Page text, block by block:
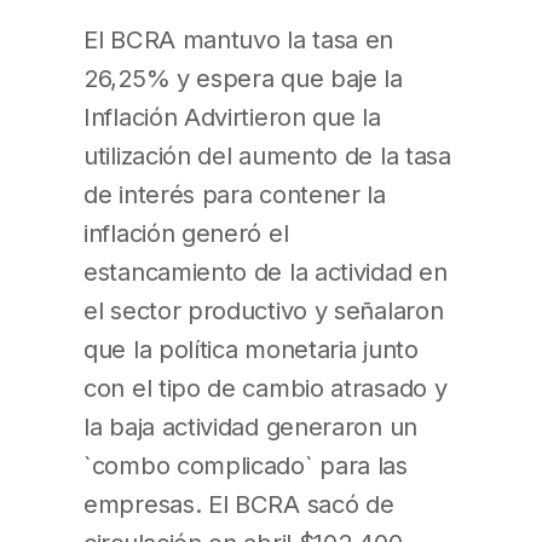
El BCRA mantuvo la tasa en
26,25% y espera que baje la
Inflación Advirtieron que la
utilización del aumento de la tasa
de interés para contener la
inflación generó el
estancamiento de la actividad en
el sector productivo y señalaron
que la política monetaria junto
con el tipo de cambio atrasado y
la baja actividad generaron un
`combo complicado` para las
empresas. El BCRA sacó de